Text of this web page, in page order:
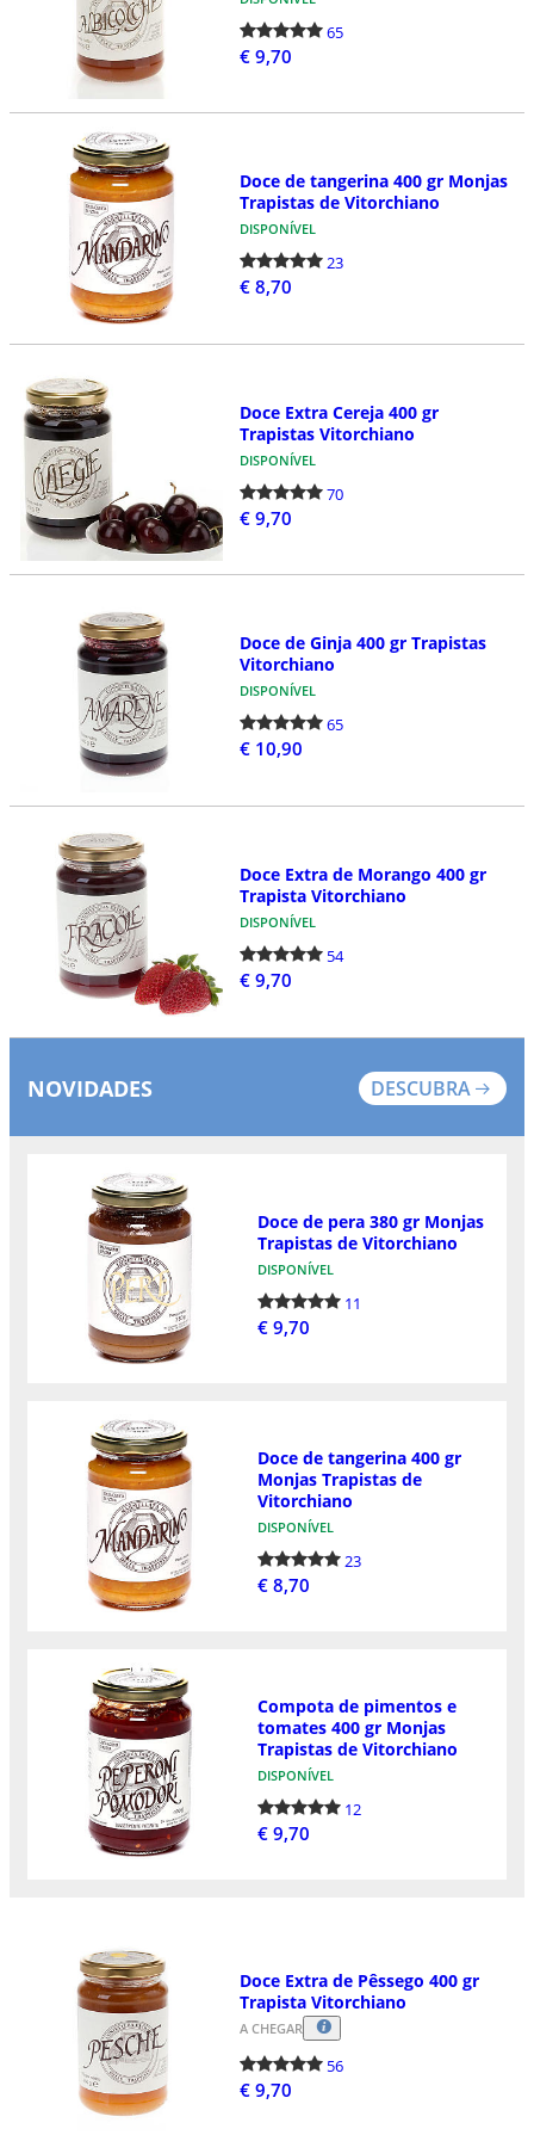
65
€ 9,70
Doce de tangerina 400 gr Monjas
Trapistas de Vitorchiano
DISPONÍVEL
23
€ 8,70
Doce Extra Cereja 400 gr
Trapistas Vitorchiano
DISPONÍVEL
70
€ 9,70
Doce de Ginja 400 gr Trapistas
Vitorchiano
DISPONÍVEL
65
€ 10,90
Doce Extra de Morango 400 gr
Trapista Vitorchiano
DISPONÍVEL
54
€ 9,70
NOVIDADES DESCUBRA
Doce de pera 380 gr Monjas
Trapistas de Vitorchiano
DISPONÍVEL
11
€ 9,70
Doce de tangerina 400 gr
Monjas Trapistas de
Vitorchiano
DISPONÍVEL
23
€ 8,70
Compota de pimentos e
tomates 400 gr Monjas
Trapistas de Vitorchiano
DISPONÍVEL
12
€ 9,70
Doce Extra de Pêssego 400 gr
Trapista Vitorchiano
A CHEGAR
56
€ 9,70